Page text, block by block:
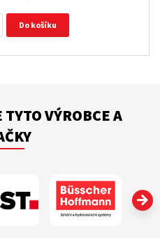
Do košíku
VÝROBCE A